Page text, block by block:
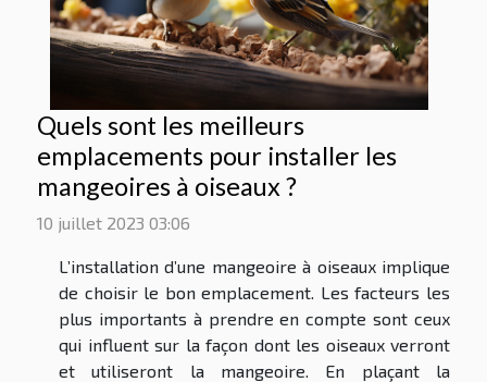
Quels sont les meilleurs
emplacements pour installer les
mangeoires à oiseaux ?
10 juillet 2023 03:06
L’installation d’une mangeoire à oiseaux implique
de choisir le bon emplacement. Les facteurs les
plus importants à prendre en compte sont ceux
qui influent sur la façon dont les oiseaux verront
et utiliseront la mangeoire. En plaçant la